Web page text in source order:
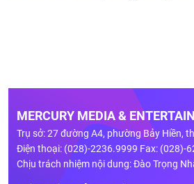
MERCURY MEDIA &
Trụ sở: 27 đường A4, phường Bảy Hiền,
Điện thoại: (028)-2236.9999 Fax: (028)-
Chịu trách nhiệm nội dung: Đào Trọng